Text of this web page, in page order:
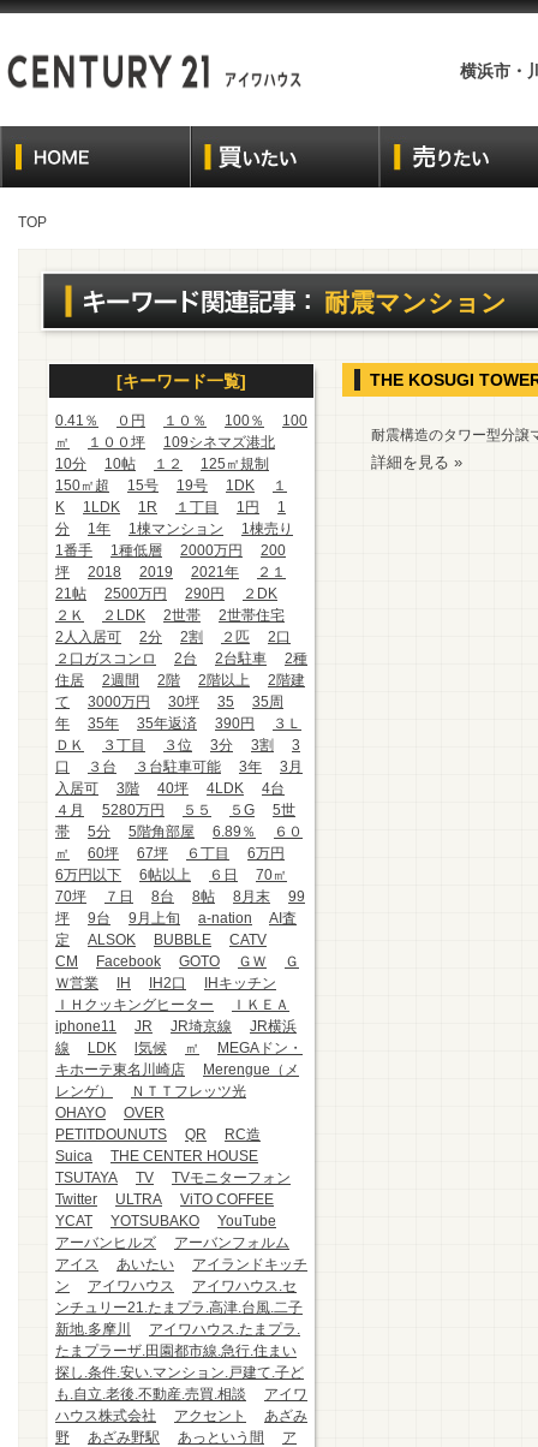
横浜市・
TOP
耐震マンション
[キーワード一覧]
0.41％ ０円 １０％ 100％
100
㎡
１００坪
109シネマズ港北
10分
10帖 １２
125㎡規制
150㎡超
15号 19号 1DK
１
K
1LDK 1R １丁目 1円
1
分
1年 1棟マンション
1棟売り
1番手
1種低層 2000万円
200
坪
2018 2019 2021年
２１
21帖
2500万円 290円
２DK
２Ｋ
２LDK 2世帯
2世帯住宅
2人入居可
2分 2割 ２匹
2口
２口ガスコンロ
2台 2台駐車
2種
住居
2週間 2階 2階以上
2階建
て
3000万円 30坪 35
35周
年
35年 35年返済 390円
３Ｌ
ＤＫ
３丁目 ３位 3分 3割
3
口
３台 ３台駐車可能 3年
3月
入居可
3階 40坪 4LDK
4台
４月
5280万円 ５５ ５G
5世
帯
5分 5階角部屋 6.89％
６０
㎡
60坪 67坪 ６丁目
6万円
6万円以下
6帖以上 ６日
70㎡
70坪
７日 8台 8帖 8月末
99
坪
9台 9月上旬 a-nation
AI査
定
ALSOK BUBBLE
CATV
CM
Facebook GOTO ＧＷ
Ｇ
Ｗ営業
IH IH2口
IHキッチン
ＩＨクッキングヒーター
ＩＫＥＡ
iphone11
JR JR埼京線
JR横浜
線
LDK l気候 ㎡
MEGAドン・
キホーテ東名川崎店
Merengue（メ
レンゲ）
ＮＴＴフレッツ光
OHAYO
OVER
PETITDOUNUTS
QR
RC造
Suica
THE CENTER HOUSE
TSUTAYA
TV
TVモニターフォン
Twitter
ULTRA
ViTO COFFEE
YCAT
YOTSUBAKO
YouTube
アーバンヒルズ
アーバンフォルム
アイス
あいたい
アイランドキッチ
ン
アイワハウス
アイワハウス.セ
ンチュリー21.たまプラ.高津.台風.二子
新地.多摩川
アイワハウス.たまプラ.
たまプラーザ.田園都市線.急行.住まい
探し.条件.安い.マンション.戸建て.子ど
も.自立.老後.不動産.売買.相談
アイワ
ハウス株式会社
アクセント
あざみ
野
あざみ野駅 あっという間
ア
THE KOSUGI
耐震構造のタワー型分
詳細を見る »